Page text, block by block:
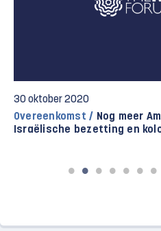
30 oktober 2020
Overeenkomst / Nog meer
Israëlische bezetting en